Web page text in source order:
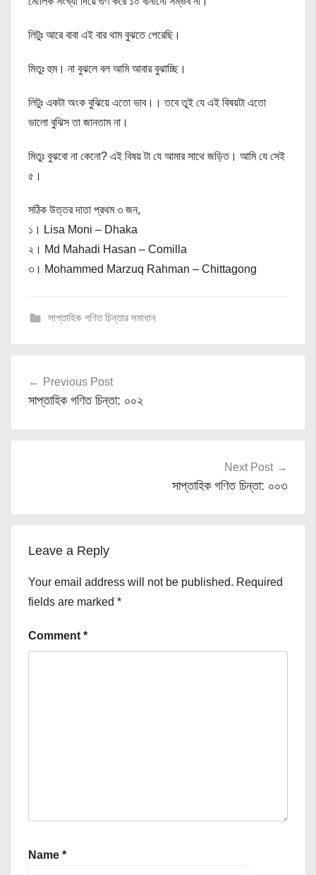
লিটুঃ আরে বাবা এই বার থাম বুঝতে পেরেছি।
মিতুঃ হুম। না বুঝলে বল আমি আবার বুঝাচ্ছি।
লিটুঃ একটা অংক বুঝিয়ে এতো ভাব।। তবে তুই যে এই বিষয়টা এতো
ভালো বুঝিস তা জানতাম না।
মিতুঃ বুঝবো না কেনো? এই বিষয় টা যে আমার সাথে জড়িত। আমি যে সেই
৫।
সঠিক উত্তর দাতা প্রথম ৩ জন,
১। Lisa Moni – Dhaka
২। Md Mahadi Hasan – Comilla
৩। Mohammed Marzuq Rahman – Chittagong
সাপ্তাহিক গণিত চিন্তার সমাধান
navigation
Previous Post
সাপ্তাহিক গণিত চিন্তা: ০০২
Next Post
সাপ্তাহিক গণিত চিন্তা: ০০৩
Leave a Reply
Your email address will not be published. Required
fields are marked *
Comment *
Name *